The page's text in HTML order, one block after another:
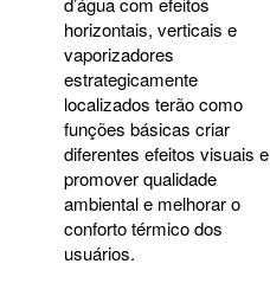
horizontais, verticais e
vaporizadores
estrategicamente
localizados terão como
funções básicas criar
diferentes efeitos visuais e
promover qualidade
ambiental e melhorar o
conforto térmico dos
usuários.